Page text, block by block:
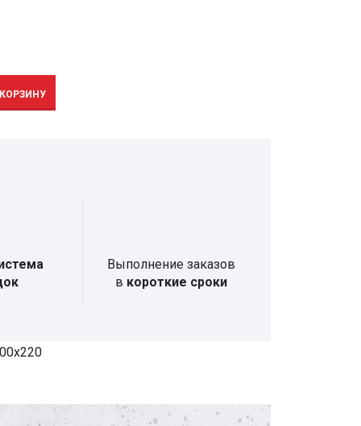
Выполнение заказов
в короткие сроки